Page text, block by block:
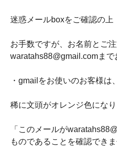
迷惑メールboxをご確認の上
お手数ですが、お名前とご
waratahs88@gmail.comまで
・gmailをお使いのお客様は
稀に文頭がオレンジ色になり
「このメールが
ものであることを確認できま